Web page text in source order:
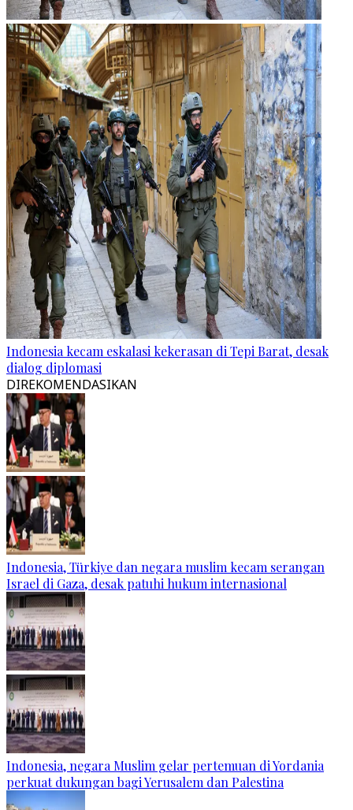
Indonesia kecam eskalasi kekerasan di Tepi Barat, desak
dialog diplomasi
DIREKOMENDASIKAN
Indonesia, Türkiye dan negara muslim kecam serangan
Israel di Gaza, desak patuhi hukum internasional
Indonesia, negara Muslim gelar pertemuan di Yordania
perkuat dukungan bagi Yerusalem dan Palestina